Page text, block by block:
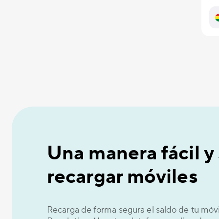
Una manera fácil
recargar móviles
Recarga de forma segura el saldo de tu